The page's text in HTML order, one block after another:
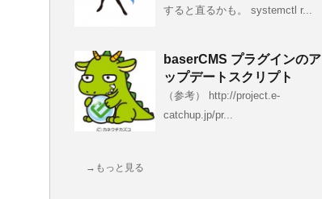
すると直るかも。 systemctl r...
baserCMS プラグインのア
ップデートスクリプト
（参考） http://project.e-
catchup.jp/pr...
→もっと見る